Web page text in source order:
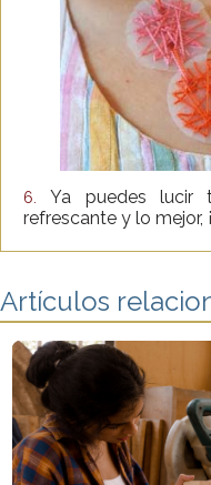
6. Ya puedes
refrescante y lo mejor,
Artículos